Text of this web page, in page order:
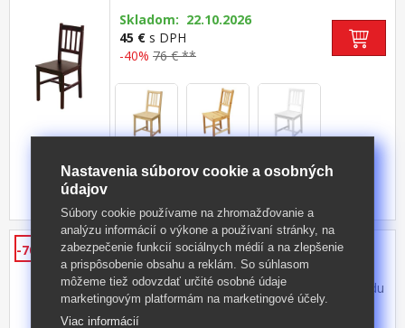
Skladom: 22.10.2026
45 € s DPH
-40% 76 € **
-70% Jedálenská stolička QUATRO čierna
korpus PP, sedák koža – imitácia, farebné
prevedenie čierna nohy masív buk, výška sedu
46 cm
Kód produktu: 3144
Nastavenia súborov cookie a osobných
údajov
Súbory cookie používame na zhromažďovanie a
analýzu informácií o výkone a používaní stránky, na
zabezpečenie funkcií sociálnych médií a na zlepšenie
a prispôsobenie obsahu a reklám. So súhlasom
môžeme tiež odovzdať určité osobné údaje
marketingovým platformám na marketingové účely.
Viac informácií